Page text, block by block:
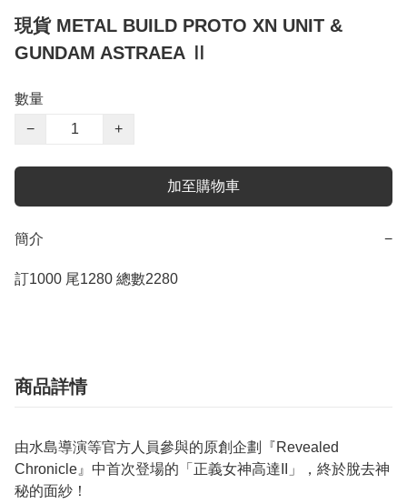
現貨 METAL BUILD PROTO XN UNIT &
GUNDAM ASTRAEA Ⅱ
數量
−
+
加至購物車
簡介 −
訂1000 尾1280 總數2280
商品詳情
由水島導演等官方人員參與的原創企劃『Revealed
Chronicle』中首次登場的「正義女神高達II」，終於脫去神
秘的面紗！